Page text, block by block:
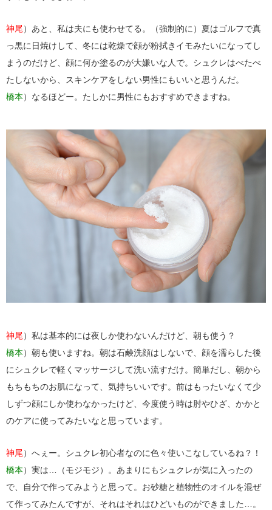
神尾）あと、私は夫にも使わせてる。（強制的に）夏はゴルフで真
っ黒に日焼けして、冬には乾燥で顔が粉拭きイモみたいになってし
まうのだけど、顔に何か塗るのが大嫌いな人で。シュクレはべたべ
たしないから、スキンケアをしない男性にもいいと思うんだ。
橋本）なるほどー。たしかに男性にもおすすめできますね。
神尾）私は基本的には夜しか使わないんだけど、朝も使う？
橋本）朝も使いますね。朝は石鹸洗顔はしないで、顔を濡らした後
にシュクレで軽くマッサージして洗い流すだけ。簡単だし、朝から
もちもちのお肌になって、気持ちいいです。前はもったいなくて少
しずつ顔にしか使わなかったけど、今度使う時は肘やひざ、かかと
のケアに使ってみたいなと思っています。
神尾）へぇー。シュクレ初心者なのに色々使いこなしているね？！
橋本）実は…（モジモジ）。あまりにもシュクレが気に入ったの
で、自分で作ってみようと思って。お砂糖と植物性のオイルを混ぜ
て作ってみたんですが、それはそれはひどいものができました…。